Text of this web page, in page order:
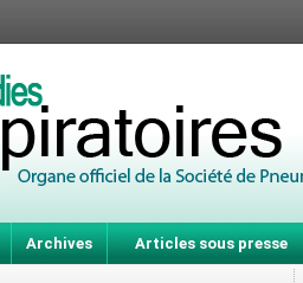
Archives Articles sous presse